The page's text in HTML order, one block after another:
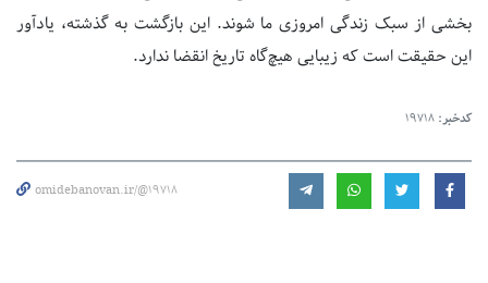
بخشی از سبک زندگی امروزی ما شوند. این بازگشت به گذشته، یادآور
این حقیقت است که زیبایی هیچ‌گاه تاریخ انقضا ندارد.
کدخبر: 19718
omidebanovan.ir/@19718